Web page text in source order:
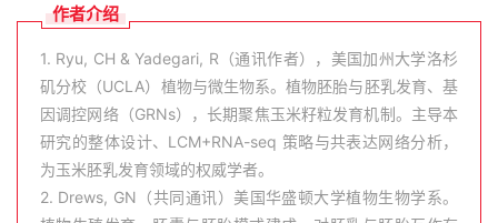
作者介绍
1. Ryu, CH & Yadegari, R（通讯作者），美国加州大学洛杉
矶分校（UCLA）植物与微生物系。植物胚胎与胚乳发育、基
因调控网络（GRNs），长期聚焦玉米籽粒发育机制。主导本
研究的整体设计、LCM+RNA-seq 策略与共表达网络分析，
为玉米胚乳发育领域的权威学者。
2. Drews, GN（共同通讯）美国华盛顿大学植物生物学系。